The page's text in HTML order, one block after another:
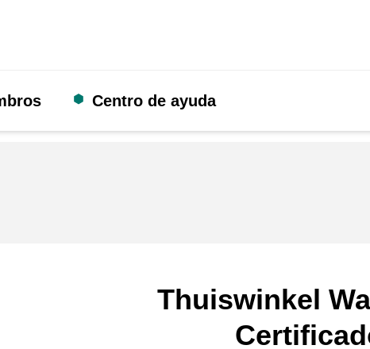
Centro de ayuda
Thuiswinkel